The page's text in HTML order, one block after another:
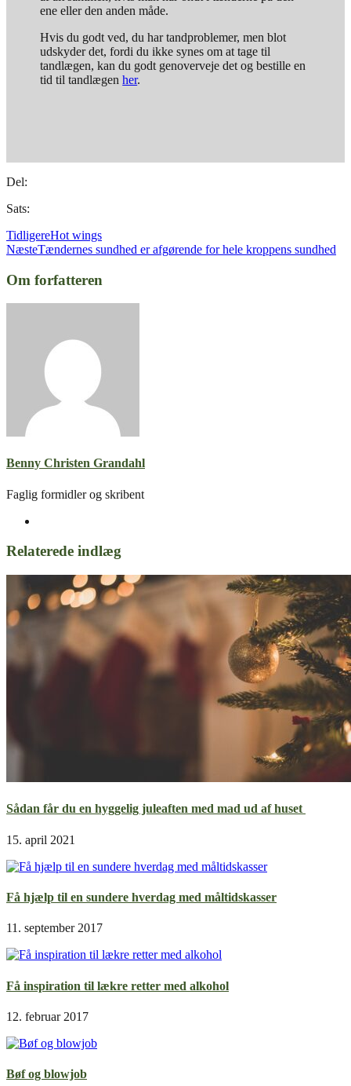
ene eller den anden måde.
Hvis du godt ved, du har tandproblemer, men blot
udskyder det, fordi du ikke synes om at tage til
tandlægen, kan du godt genoverveje det og bestille en
tid til tandlægenher.
Del:
Sats:
TidligereHot wings
NæsteTændernes sundhed er afgørende for hele kroppens sundhed
Om forfatteren
Benny Christen Grandahl
Faglig formidler og skribent
Relaterede indlæg
Sådan får du en hyggelig juleaften med mad ud af huset
15. april 2021
Få hjælp til en sundere hverdag med måltidskasser
11. september 2017
Få inspiration til lækre retter med alkohol
12. februar 2017
Bøf og blowjob